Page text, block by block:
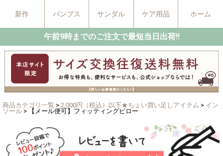
新作 パンプス サンダル ケア用品 ホーム
午前9時までのご注文で最短当日出荷!!
商品カテゴリ一覧 > 2,000円（税込）以下★ちょい買い足しアイテム > イン
ソール > 【メール便可】フィッティングピロー